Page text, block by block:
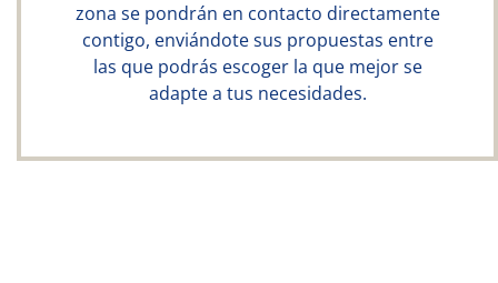
zona se pondrán en contacto directamente
contigo, enviándote sus propuestas entre
las que podrás escoger la que mejor se
adapte a tus necesidades.